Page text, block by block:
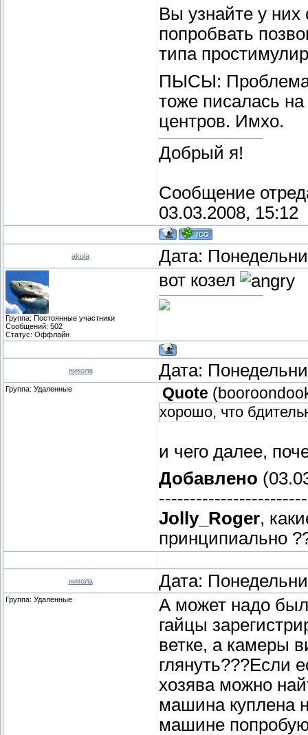
Вы узнайте у
попробвать
типа
ПЫСЫ: Проблема
тоже писалась
центров. Имхо.
Добрый я!
Сообщение
03.03.2008, 15:12
akula Дата:
Группа: Постоянные участники
Сообщений: 502
Статус: Оффлайн
вот козел
никола Дата:
Группа: Удаленные Quote (
хорошо, что
и чего далее,
Добавлено
Jolly_Roger,
принципиально
никола Дата:
Группа: Удаленные
А может надо
гайцы
ветке, а камеры
глянуть???Если
хозява можно
машина куплена
машине